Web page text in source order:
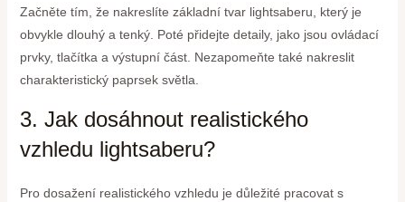
Začněte tím, že nakreslíte základní tvar lightsaberu, který je
obvykle dlouhý a tenký. Poté přidejte detaily, jako jsou ovládací
prvky, tlačítka a výstupní část. Nezapomeňte také nakreslit
charakteristický paprsek světla.
3. Jak dosáhnout realistického
vzhledu lightsaberu?
Pro dosažení realistického vzhledu je důležité pracovat s